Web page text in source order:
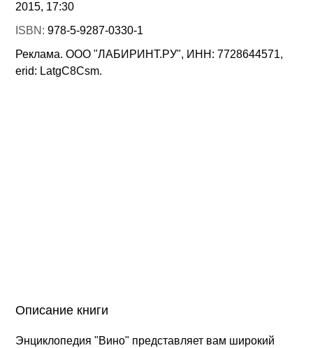
2015, 17:30
ISBN:978-5-9287-0330-1
Реклама. ООО "ЛАБИРИНТ.РУ", ИНН: 7728644571,
erid: LatgC8Csm.
Описание книги
Энциклопедия "Вино" представляет вам широкий